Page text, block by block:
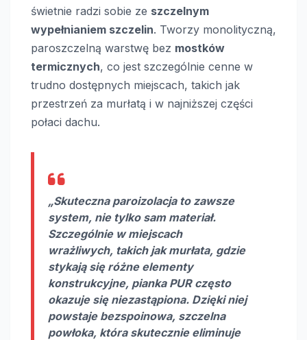
świetnie radzi sobie ze szczelnym
wypełnianiem szczelin. Tworzy monolityczną,
paroszczelną warstwę bez mostków
termicznych, co jest szczególnie cenne w
trudno dostępnych miejscach, takich jak
przestrzeń za murłatą i w najniższej części
połaci dachu.
„Skuteczna paroizolacja to zawsze
system, nie tylko sam materiał.
Szczególnie w miejscach
wrażliwych, takich jak murłata, gdzie
stykają się różne elementy
konstrukcyjne, pianka PUR często
okazuje się niezastąpiona. Dzięki niej
powstaje bezspoinowa, szczelna
powłoka, która skutecznie eliminuje